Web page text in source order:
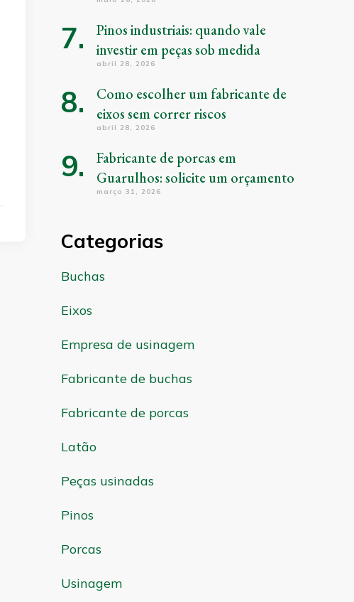
Pinos industriais: quando vale
investir em peças sob medida
abril 28, 2026
Como escolher um fabricante de
eixos sem correr riscos
abril 28, 2026
Fabricante de porcas em
Guarulhos: solicite um orçamento
março 31, 2026
Categorias
Buchas
Eixos
Empresa de usinagem
Fabricante de buchas
Fabricante de porcas
Latão
Peças usinadas
Pinos
Porcas
Usinagem